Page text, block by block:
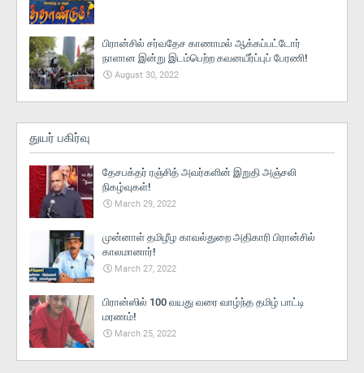
பிரான்சில் சர்வதேச காணாமல் ஆக்கப்பட்டோர்
நாளான இன்று இடம்பெற்ற கவனயீர்ப்புப் பேரணி!
August 30, 2022
துயர் பகிர்வு
தேசபக்தர் ரஞ்சித் அவர்களின் இறுதி அஞ்சலி
நிகழ்வுகள்!
March 29, 2022
முன்னாள் தமிழீழ காவல்துறை அதிகாரி பிரான்சில்
காலமானார்!
March 27, 2022
பிரான்ஸில் 100 வயது வரை வாழ்ந்த தமிழ் பாட்டி
மரணம்!
March 25, 2022